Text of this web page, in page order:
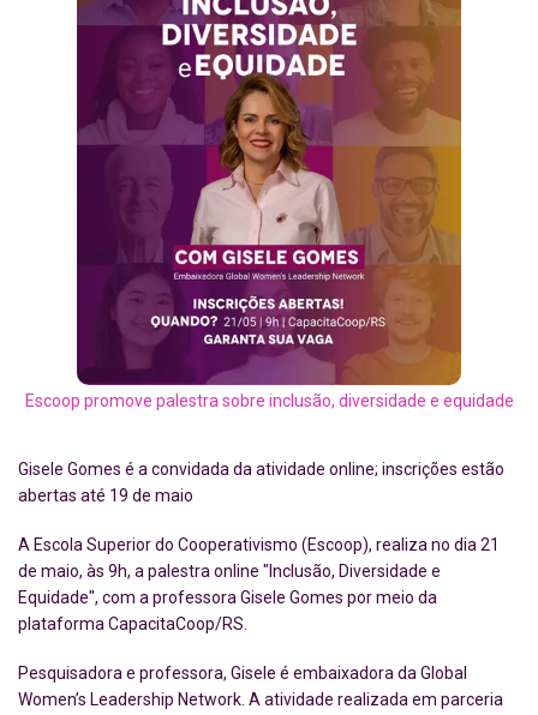
Escoop promove palestra sobre inclusão, diversidade e equidade
Gisele Gomes é a convidada da atividade online; inscrições estão
abertas até 19 de maio
A Escola Superior do Cooperativismo (Escoop), realiza no dia 21
de maio, às 9h, a palestra online "Inclusão, Diversidade e
Equidade", com a professora Gisele Gomes por meio da
plataforma CapacitaCoop/RS.
Pesquisadora e professora, Gisele é embaixadora da Global
Women’s Leadership Network. A atividade realizada em parceria